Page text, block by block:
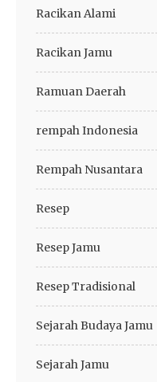
Racikan Alami
Racikan Jamu
Ramuan Daerah
rempah Indonesia
Rempah Nusantara
Resep
Resep Jamu
Resep Tradisional
Sejarah Budaya Jamu
Sejarah Jamu